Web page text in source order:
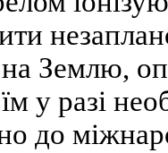
Землю,
у разі
до